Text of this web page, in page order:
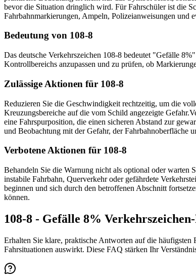
bevor die Situation dringlich wird. Für Fahrschüler ist die
Fahrbahnmarkierungen, Ampeln, Polizeianweisungen und
Bedeutung von 108-8
Das deutsche Verkehrszeichen 108-8 bedeutet "Gefälle
Kontrollbereichs anzupassen und zu prüfen, ob
Zulässige Aktionen für 108-8
Reduzieren Sie die Geschwindigkeit rechtzeitig, um die
Kreuzungsbereiche auf die vom Schild angezeigte Gefahr.
eine Fahrspurposition, die einen sicheren Abstand zur
und Beobachtung mit der Gefahr, der Fahrbahnoberfläche
Verbotene Aktionen für 108-8
Behandeln Sie die Warnung nicht als optional oder warten
instabile Fahrbahn, Querverkehr oder gefährdete
beginnen und sich durch den betroffenen Abschnitt
können.
108-8 - Gefälle 8%
Erhalten Sie klare, praktische Antworten auf die
Fahrsituationen auswirkt. Diese FAQ stärken Ihr